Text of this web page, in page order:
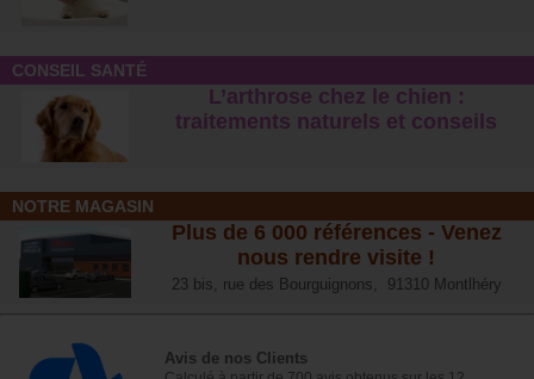
CONSEIL SANTÉ
L’arthrose chez le chien :
traitements naturels et conseils
NOTRE MAGASIN
Plus de 6 000 références - Venez
nous rendre visite !
23 bis, rue des Bourguignons, 91310 Montlhéry
Avis de nos Clients